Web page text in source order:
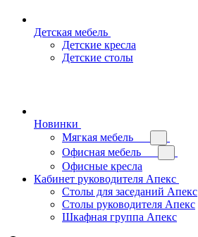
Детская мебель
Детские кресла
Детские столы
Новинки
Мягкая мебель
Офисная мебель
Офисные кресла
Кабинет руководителя Апекс
Столы для заседаний Апекс
Столы руководителя Апекс
Шкафная группа Апекс